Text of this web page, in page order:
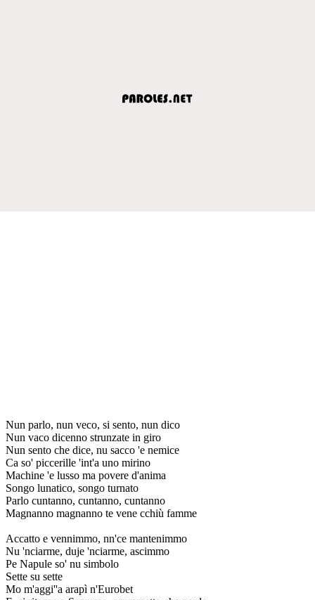
Nun parlo, nun veco, si sento, nun dico
Nun vaco dicenno strunzate in giro
Nun sento che dice, nu sacco 'e nemice
Ca so' piccerille 'int'a uno mirino
Machine 'e lusso ma povere d'anima
Songo lunatico, songo turnato
Parlo cuntanno, cuntanno, cuntanno
Magnanno magnanno te vene cchiù famme
Accatto e vennimmo, nn'ce mantenimmo
Nu 'nciarme, duje 'nciarme, ascimmo
Pe Napule so' nu simbolo
Sette su sette
Mo m'aggi''a arapì n'Eurobet